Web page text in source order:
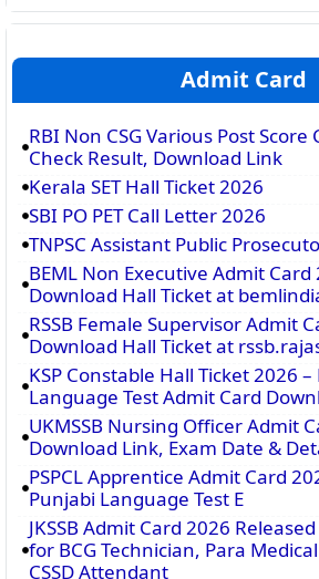
Admit Card
RBI Non CSG Various Post Score
Check Result, Download Link
Kerala SET Hall Ticket 2026
SBI PO PET Call Letter 2026
TNPSC Assistant Public
BEML Non Executive Admit Card
Download Hall Ticket at
RSSB Female Supervisor Admit
Download Hall Ticket at
KSP Constable Hall Ticket 2026
Language Test Admit Card
UKMSSB Nursing Officer Admit
Download Link, Exam Date &
PSPCL Apprentice Admit Card
Punjabi Language Test E
JKSSB Admit Card 2026
for BCG Technician, Para
CSSD Attendant